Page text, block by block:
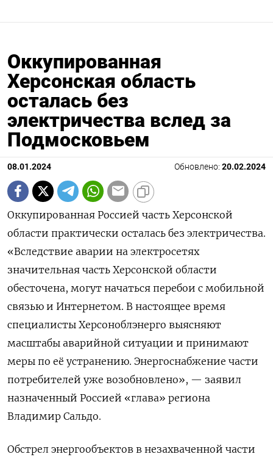
Оккупированная
Херсонская область
осталась без
электричества вслед за
Подмосковьем
08.01.2024 Обновлено: 20.02.2024
Оккупированная Россией часть Херсонской
области практически осталась без электричества.
«Вследствие аварии на электросетях
значительная часть Херсонской области
обесточена, могут начаться перебои с мобильной
связью и Интернетом. В настоящее время
специалисты Херсоноблэнерго выясняют
масштабы аварийной ситуации и принимают
меры по её устранению. Энергоснабжение части
потребителей уже возобновлено», — заявил
назначенный Россией «глава» региона
Владимир Сальдо.
Обстрел энергообъектов в незахваченной части